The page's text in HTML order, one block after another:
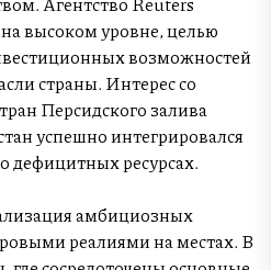
высоком уровне, целью
возможностей
страны. Интерес со
Персидского залива
успешно интегрировался
дефицитных ресурсах.
амбициозных
реалиями на местах. В